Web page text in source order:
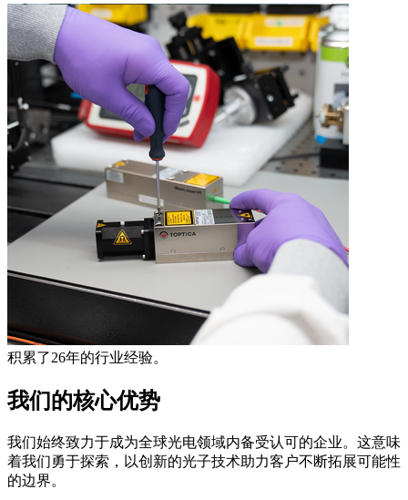
积累了26年的行业经验。
我们的核心优势
我们始终致力于成为全球光电领域内备受认可的企业。这意味
着我们勇于探索，以创新的光子技术助力客户不断拓展可能性
的边界。